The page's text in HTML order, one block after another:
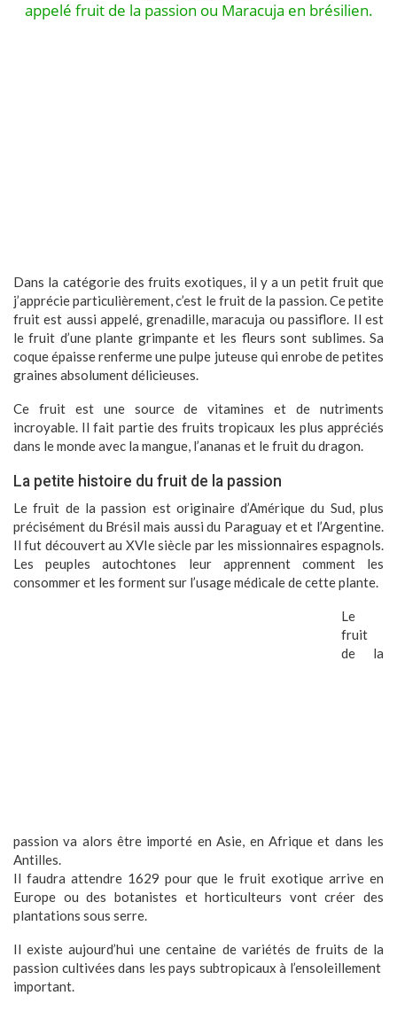
appelé fruit de la passion ou Maracuja en brésilien.
Dans la catégorie des fruits exotiques, il y a un petit fruit que
j’apprécie particulièrement, c’est le fruit de la passion. Ce petite
fruit est aussi appelé, grenadille, maracuja ou passiflore. Il est
le fruit d’une plante grimpante et les fleurs sont sublimes. Sa
coque épaisse renferme une pulpe juteuse qui enrobe de petites
graines absolument délicieuses.
Ce fruit est une source de vitamines et de nutriments
incroyable. Il fait partie des fruits tropicaux les plus appréciés
dans le monde avec la mangue, l’ananas et le fruit du dragon.
La petite histoire du fruit de la passion
Le fruit de la passion est originaire d’Amérique du Sud, plus
précisément du Brésil mais aussi du Paraguay et et l’Argentine.
Il fut découvert au XVIe siècle par les missionnaires espagnols.
Les peuples autochtones leur apprennent comment les
consommer et les forment sur l’usage médicale de cette plante.
Le
fruit
de la
passion va alors être importé en Asie, en Afrique et dans les
Antilles.
Il faudra attendre 1629 pour que le fruit exotique arrive en
Europe ou des botanistes et horticulteurs vont créer des
plantations sous serre.
Il existe aujourd’hui une centaine de variétés de fruits de la
passion cultivées dans les pays subtropicaux à l’ensoleillement
important.